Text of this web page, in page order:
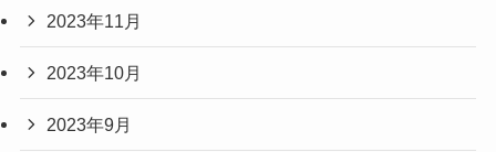
2023年11月
2023年10月
2023年9月